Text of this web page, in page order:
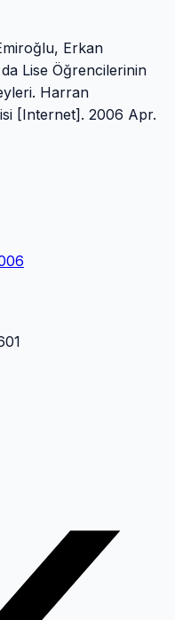
Erkan
Lise Öğrencilerinin
Harran
[Internet]. 2006 Apr.